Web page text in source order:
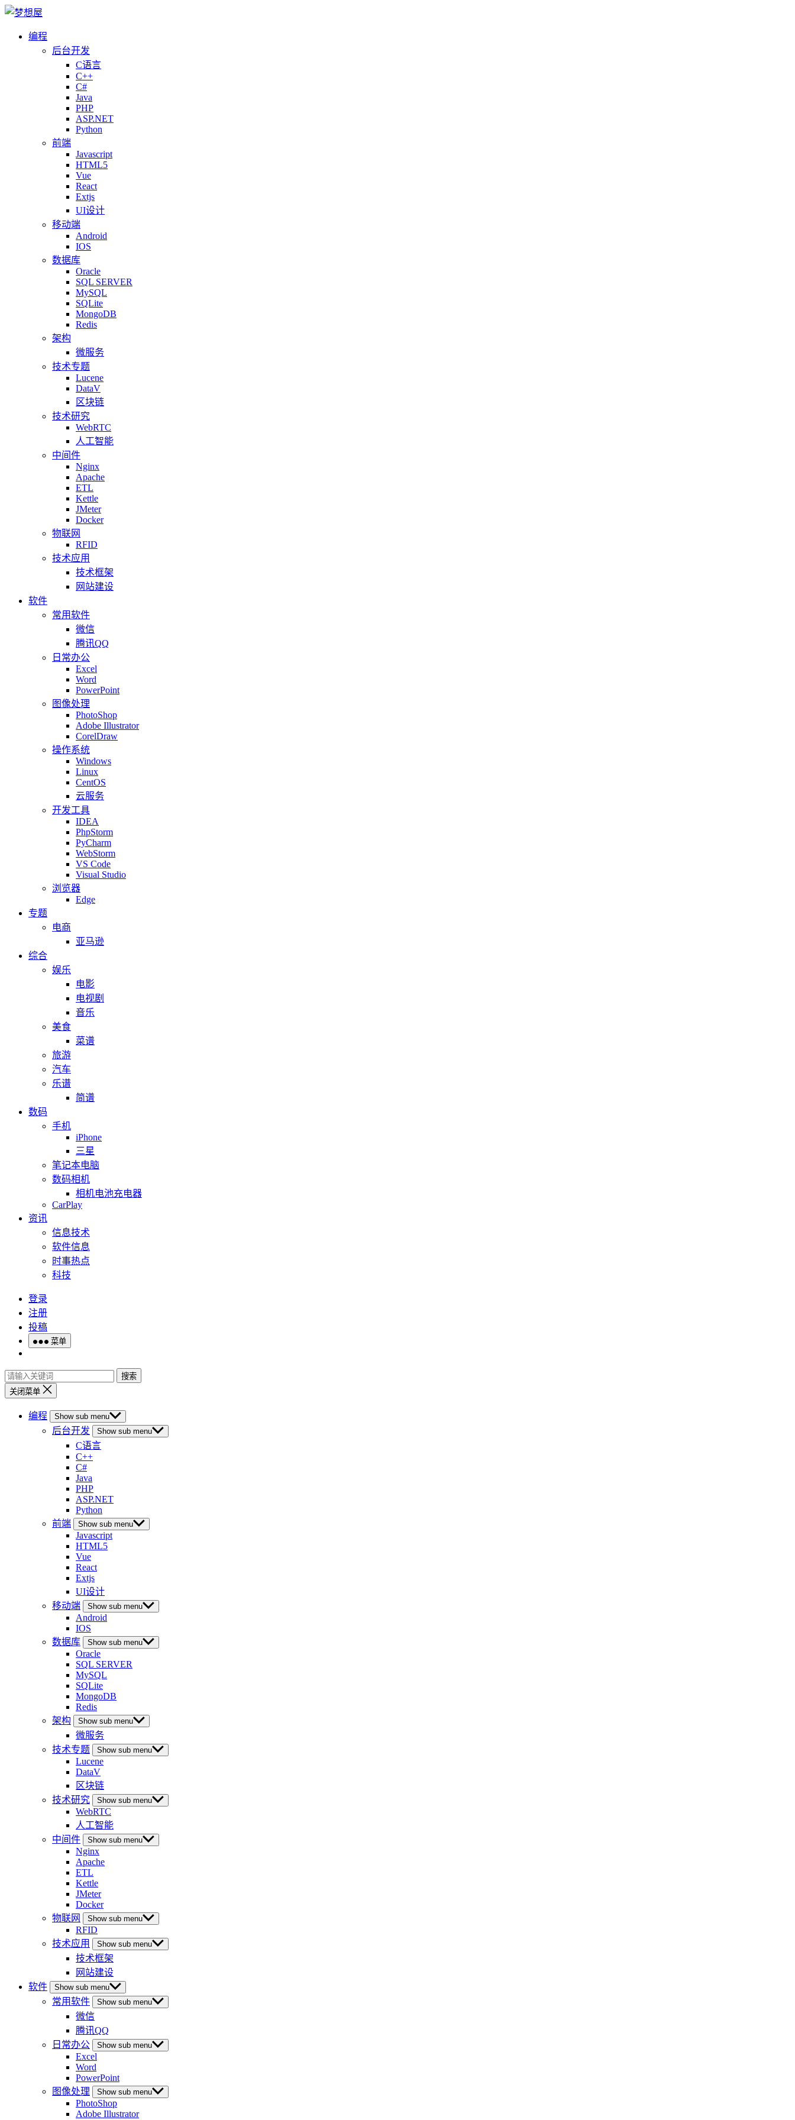
编程
后台开发
C语言
C++
C#
Java
PHP
ASP.NET
Python
前端
Javascript
HTML5
Vue
React
Extjs
UI设计
移动端
Android
IOS
数据库
Oracle
SQL SERVER
MySQL
SQLite
MongoDB
Redis
架构
微服务
技术专题
Lucene
DataV
区块链
技术研究
WebRTC
人工智能
中间件
Nginx
Apache
ETL
Kettle
JMeter
Docker
物联网
RFID
技术应用
技术框架
网站建设
软件
常用软件
微信
腾讯QQ
日常办公
Excel
Word
PowerPoint
图像处理
PhotoShop
Adobe Illustrator
CorelDraw
操作系统
Windows
Linux
CentOS
云服务
开发工具
IDEA
PhpStorm
PyCharm
WebStorm
VS Code
Visual Studio
浏览器
Edge
专题
电商
亚马逊
综合
娱乐
电影
电视剧
音乐
美食
菜谱
旅游
汽车
乐谱
简谱
数码
手机
iPhone
三星
笔记本电脑
数码相机
相机电池充电器
CarPlay
资讯
信息技术
软件信息
时事热点
科技
登录
注册
投稿
菜单
搜索
关闭菜单
编程 Show sub menu
后台开发 Show sub menu
C语言
C++
C#
Java
PHP
ASP.NET
Python
前端
Show sub menu
Javascript
HTML5
Vue
React
Extjs
UI设计
移动端
Show sub menu
Android
IOS
数据库
Show sub menu
Oracle
SQL SERVER
MySQL
SQLite
MongoDB
Redis
架构
Show sub menu
微服务
技术专题
Show sub menu
Lucene
DataV
区块链
技术研究
Show sub menu
WebRTC
人工智能
中间件
Show sub menu
Nginx
Apache
ETL
Kettle
JMeter
Docker
物联网
Show sub menu
RFID
技术应用
Show sub menu
技术框架
网站建设
软件
Show sub menu
常用软件 Show sub menu
微信
腾讯QQ
日常办公
Show sub menu
Excel
Word
PowerPoint
图像处理
Show sub menu
PhotoShop
Adobe Illustrator